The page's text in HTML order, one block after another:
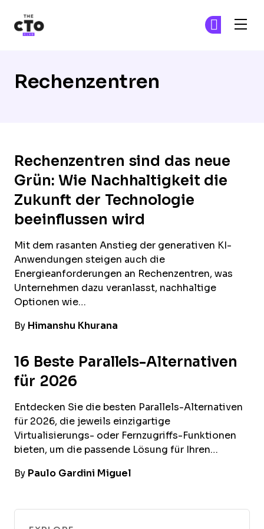
Rechenzentren
Rechenzentren sind das neue
Grün: Wie Nachhaltigkeit die
Zukunft der Technologie
beeinflussen wird
Mit dem rasanten Anstieg der generativen KI-
Anwendungen steigen auch die
Energieanforderungen an Rechenzentren, was
Unternehmen dazu veranlasst, nachhaltige
Optionen wie…
By Himanshu Khurana
16 Beste Parallels-Alternativen
für 2026
Entdecken Sie die besten Parallels-Alternativen
für 2026, die jeweils einzigartige
Virtualisierungs- oder Fernzugriffs-Funktionen
bieten, um die passende Lösung für Ihren…
By Paulo Gardini Miguel